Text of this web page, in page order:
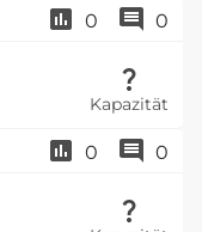
0 0
Kapazität
0 0